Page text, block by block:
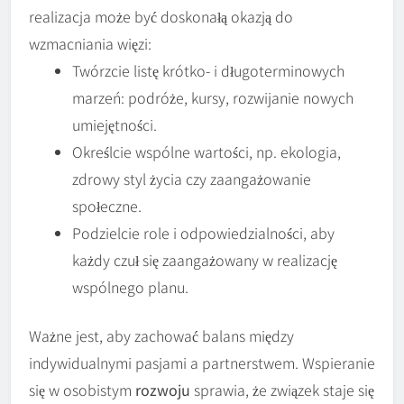
realizacja może być doskonałą okazją do
wzmacniania więzi:
Twórzcie listę krótko- i długoterminowych
marzeń: podróże, kursy, rozwijanie nowych
umiejętności.
Określcie wspólne wartości, np. ekologia,
zdrowy styl życia czy zaangażowanie
społeczne.
Podzielcie role i odpowiedzialności, aby
każdy czuł się zaangażowany w realizację
wspólnego planu.
Ważne jest, aby zachować balans między
indywidualnymi pasjami a partnerstwem. Wspieranie
się w osobistym rozwoju sprawia, że związek staje się